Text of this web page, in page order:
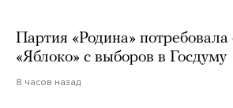
Партия «Родина» потребовала
«Яблоко» с выборов в Госдуму
8 часов назад